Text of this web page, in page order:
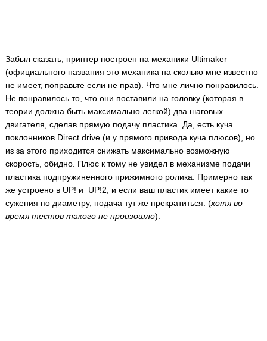
Забыл сказать, принтер построен на механики Ultimaker
(официального названия это механика на сколько мне известно
не имеет, поправьте если не прав). Что мне лично понравилось.
Не понравилось то, что они поставили на головку (которая в
теории должна быть максимально легкой) два шаговых
двигателя, сделав прямую подачу пластика. Да, есть куча
поклонников Direct drive (и у прямого привода куча плюсов), но
из за этого приходится снижать максимально возможную
скорость, обидно. Плюс к тому не увидел в механизме подачи
пластика подпружиненного прижимного ролика. Примерно так
же устроено в UP! и UP!2, и если ваш пластик имеет какие то
сужения по диаметру, подача тут же прекратиться. (хотя во
время тестов такого не произошло).